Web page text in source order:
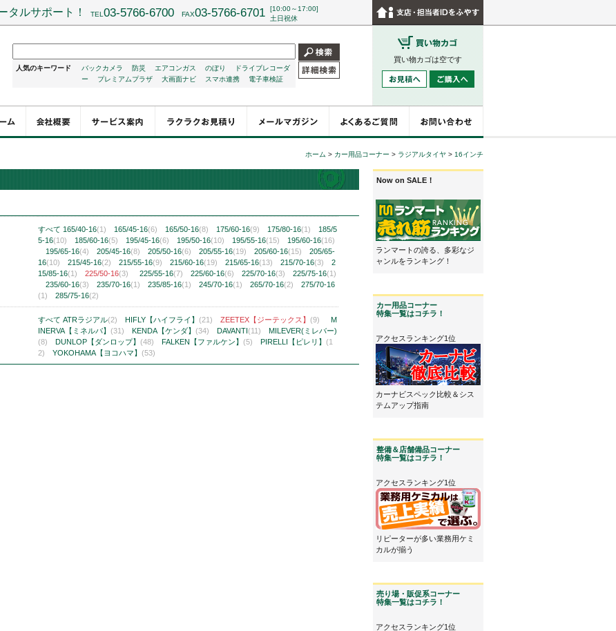
タルサポート！ TEL 03-5766-6700 FAX03-5766-6701
[10:00～17:00]
土日祝休
人気のキーワード バックカメラ 防災 エアコンガス のぼり
ドライブレコーダ
ー
プレミアムプラザ 大画面ナビ スマホ連携 電子車検証
買い物カゴは空です
ホーム > カー用品コーナー > ラジアルタイヤ > 16インチ
すべて 165/40-16(1) 165/45-16(6) 165/50-16(8) 175/60-16(9) 175/80-16(1)
185/5
5-16(10) 185/60-16(5) 195/45-16(6) 195/50-16(10) 195/55-16(15) 195/60-16(16)
195/65-16(4) 205/45-16(8) 205/50-16(6) 205/55-16(19) 205/60-16(15)
205/65-
16(10) 215/45-16(2) 215/55-16(9) 215/60-16(19) 215/65-16(13) 215/70-16(3)
2
15/85-16(1) 225/50-16(3) 225/55-16(7) 225/60-16(6) 225/70-16(3) 225/75-16(1)
235/60-16(3) 235/70-16(1) 235/85-16(1) 245/70-16(1) 265/70-16(2)
275/70-16
(1)
285/75-16(2)
すべて ATRラジアル(2) HIFLY【ハイフライ】 (21) ZEETEX【ジーテックス】 (9)
M
INERVA【ミネルバ】 (31) KENDA【ケンダ】 (34) DAVANTI(11)
MILEVER(ミレバー)
(8)
DUNLOP【ダンロップ】 (48) FALKEN【ファルケン】 (5) PIRELLI【ピレリ】 (1
2)
YOKOHAMA【ヨコハマ】 (53)
Now on SALE！
ランマートの誇る、多彩なジ
ャンルをランキング！
カー用品コーナー
特集一覧はコチラ！
アクセスランキング1位
カーナビスペック比較＆シス
テムアップ指南
整備＆店舗備品コーナー
特集一覧はコチラ！
アクセスランキング1位
リピーターが多い業務用ケミ
カルが揃う
売り場・販促系コーナー
特集一覧はコチラ！
アクセスランキング1位